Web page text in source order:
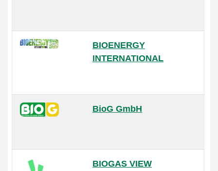
BIOENERGY
INTERNATIONAL
BioG GmbH
BIOGAS VIEW